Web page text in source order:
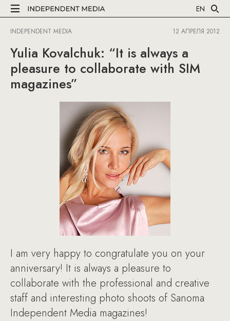
EN
INDEPENDENT MEDIA 12 АПРЕЛЯ 2012
Yulia Kovalchuk: “It is always a
pleasure to collaborate with SIM
magazines”
I am very happy to congratulate you on your
anniversary! It is always a pleasure to
collaborate with the professional and creative
staff and interesting photo shoots of Sanoma
Independent Media magazines!